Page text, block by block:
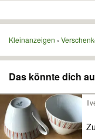
Kleinanzeigen
Das könnte dich